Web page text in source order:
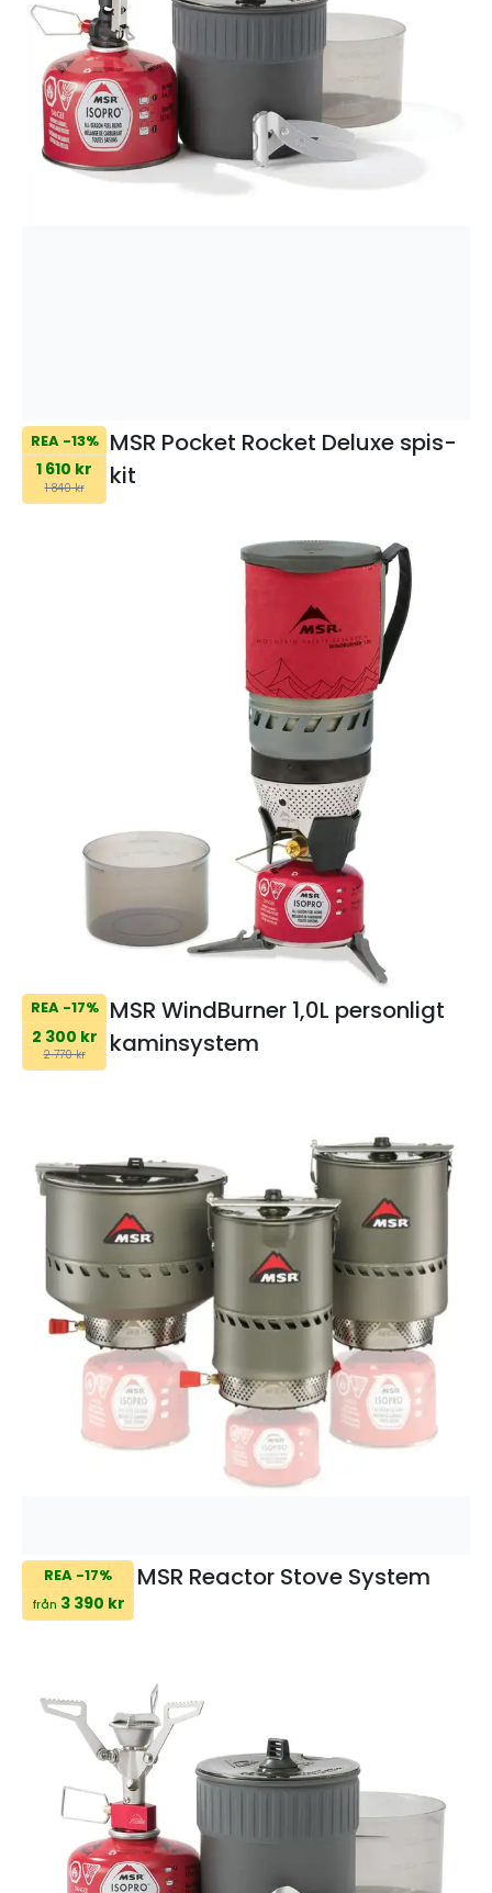
REA -13%
1 610 kr
1 840 kr
MSR Pocket Rocket Deluxe spis-
kit
REA -17%
2 300 kr
2 770 kr
MSR WindBurner 1,0L personligt
kaminsystem
REA -17%
från 3 390 kr
MSR Reactor Stove System